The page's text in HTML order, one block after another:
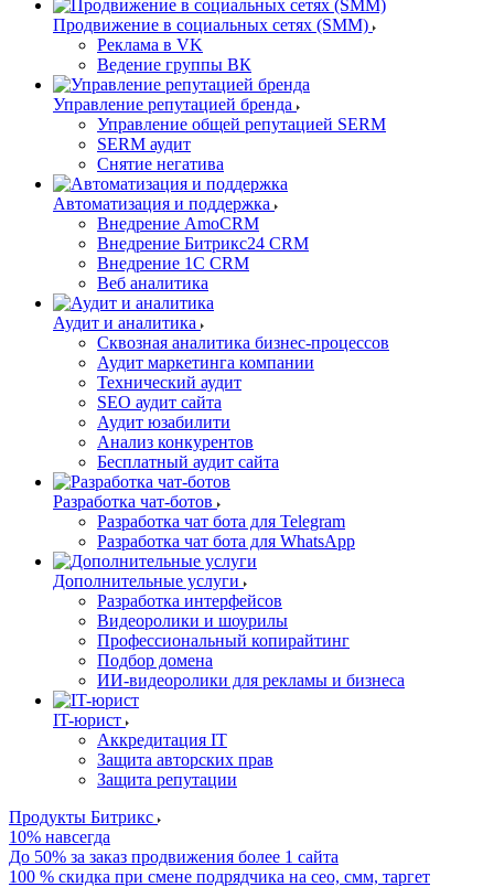
Продвижение в социальных сетях (SMM)
Реклама в VK
Ведение группы ВК
Управление репутацией бренда
Управление общей репутацией SERM
SERM аудит
Снятие негатива
Автоматизация и поддержка
Внедрение AmoCRM
Внедрение Битрикс24 CRM
Внедрение 1C CRM
Веб аналитика
Аудит и аналитика
Сквозная аналитика бизнес-процессов
Аудит маркетинга компании
Технический аудит
SEO аудит сайта
Аудит юзабилити
Анализ конкурентов
Бесплатный аудит сайта
Разработка чат-ботов
Разработка чат бота для Telegram
Разработка чат бота для WhatsApp
Дополнительные услуги
Разработка интерфейсов
Видеоролики и шоурилы
Профессиональный копирайтинг
Подбор домена
ИИ-видеоролики для рекламы и бизнеса
IT-юрист
Аккредитация IT
Защита авторских прав
Защита репутации
Продукты Битрикс
10% навсегда
До 50% за заказ продвижения более 1 сайта
100 % скидка при смене подрядчика на сео, смм, таргет